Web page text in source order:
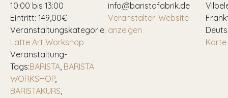
10:00 bis 13:00
Eintritt: 149,00€
Veranstaltungskategorie:
Latte Art Workshop
Veranstaltung-
Tags:BARISTA, BARISTA
WORKSHOP,
BARISTAKURS,
info@baristafabrik.de
Veranstalter-Website
anzeigen